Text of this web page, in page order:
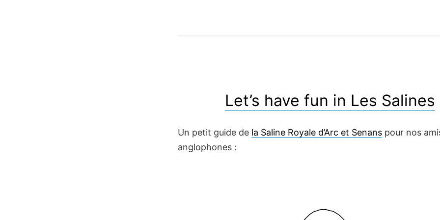
Let’s have fun in Les Salines
Un petit guide de la Saline Royale d’Arc et Senans pour nos
anglophones :